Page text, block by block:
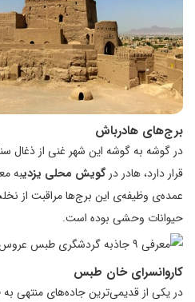
برج‌های هادرباش
در گوشه به گوشه این شهر غنی از ذغال
قرار دارد، هادر درگویش محلی یزدیبه
عمده‌ی وظیفه‌ی این برج‌ها مراقبت از
حیوانات وحشی بوده است.
کاروانسرای خان طبس
در یکی از قدیمی‌ترین جاده‌های منتهی